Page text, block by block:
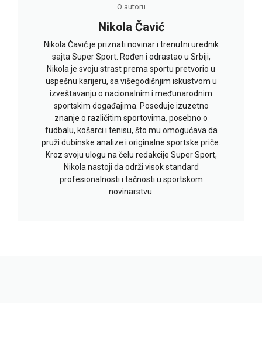
O autoru
Nikola Čavić
Nikola Čavić je priznati novinar i trenutni urednik
sajta Super Sport. Rođen i odrastao u Srbiji,
Nikola je svoju strast prema sportu pretvorio u
uspešnu karijeru, sa višegodišnjim iskustvom u
izveštavanju o nacionalnim i međunarodnim
sportskim događajima. Poseduje izuzetno
znanje o različitim sportovima, posebno o
fudbalu, košarci i tenisu, što mu omogućava da
pruži dubinske analize i originalne sportske priče.
Kroz svoju ulogu na čelu redakcije Super Sport,
Nikola nastoji da održi visok standard
profesionalnosti i tačnosti u sportskom
novinarstvu.